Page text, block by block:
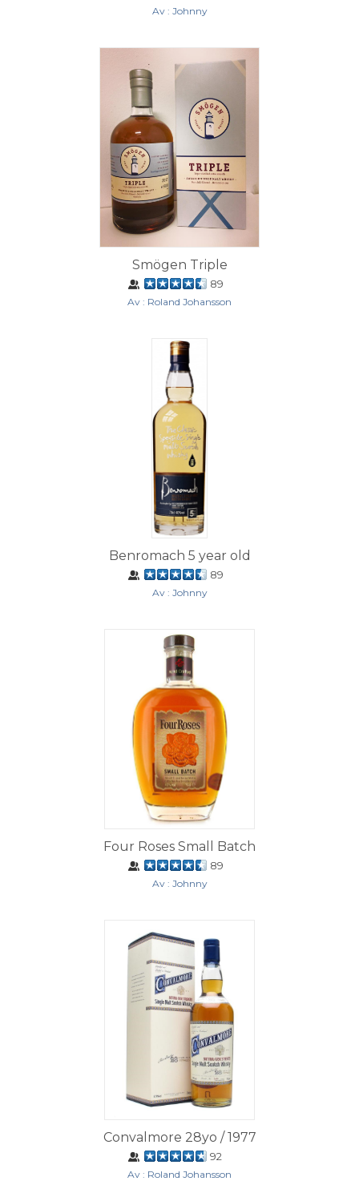
Av : Johnny
Smögen Triple
89
Av : Roland Johansson
Benromach 5 year old
89
Av : Johnny
Four Roses Small Batch
89
Av : Johnny
Convalmore 28yo / 1977
92
Av : Roland Johansson